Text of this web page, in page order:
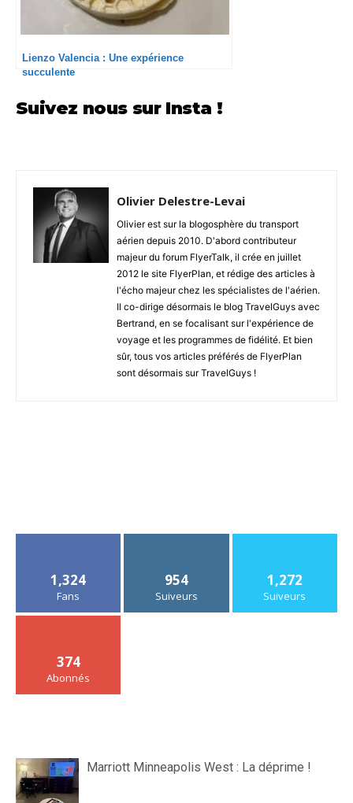
Lienzo Valencia : Une expérience
succulente
Suivez nous sur Insta !
Olivier Delestre-Levai
Olivier est sur la blogosphère du transport
aérien depuis 2010. D'abord contributeur
majeur du forum FlyerTalk, il crée en juillet
2012 le site FlyerPlan, et rédige des articles à
l'écho majeur chez les spécialistes de l'aérien.
Il co-dirige désormais le blog TravelGuys avec
Bertrand, en se focalisant sur l'expérience de
voyage et les programmes de fidélité. Et bien
sûr, tous vos articles préférés de FlyerPlan
sont désormais sur TravelGuys !
1,324
Fans
954
Suiveurs
1,272
Suiveurs
374
Abonnés
Marriott Minneapolis West : La déprime !